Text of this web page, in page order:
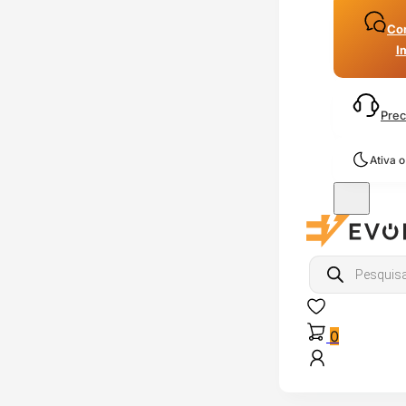
Ativa
Products
search
0